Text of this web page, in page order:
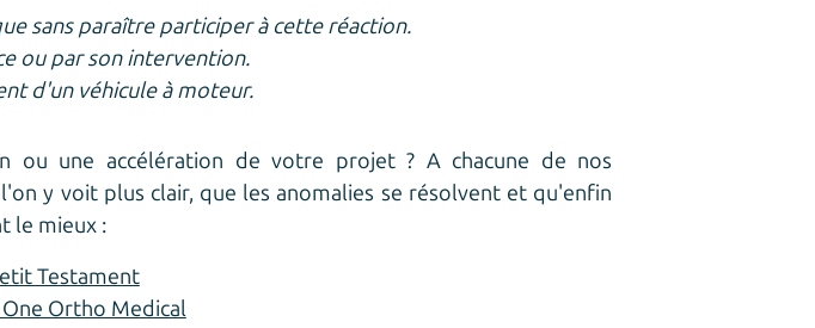
sans paraître participer à cette réaction.
ou par son intervention.
d'un véhicule à moteur.
ou une accélération de votre projet ? A chacune de nos
y voit plus clair, que les anomalies se résolvent et qu'enfin
le mieux :
Testament
Ortho Medical